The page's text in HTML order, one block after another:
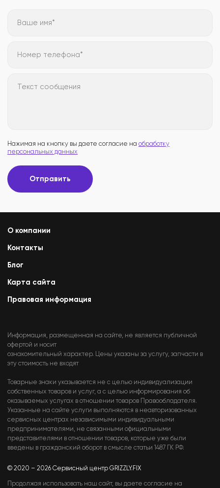
Ваше имя*
Номер телефона*
Текст сообщения
Нажимая на кнопку вы даете согласие на обработку
персональных данных
Отправить
О компании
Контакты
Блог
Карта сайта
Правовая информация
Информация, размещенная на сайте, не является публичной
офертой и носит
ознакомительный характер. Цены указаны за услугу, запчасти в
эту стоимость не входят
Товарные знаки указывается не с целью индивидуализации
собственных товаров и услуг, а с целью информирования об
оказываемых услугах в отношении товаров Правообладателя.
Указанные на сайте услуги выполняются в неавторизованных
сервисных центрах независимыми индивидуальными
предпринимателями, не связанными официальными
представителями в отношении товаров, которые уже были
введены в гражданский оборот в смысле статьи 1487 ГК РФ.
© 2020 – 2026 Сервисный центр GRIZZLY.FIX
Продолжая использовать наш сайт, вы даете согласие на